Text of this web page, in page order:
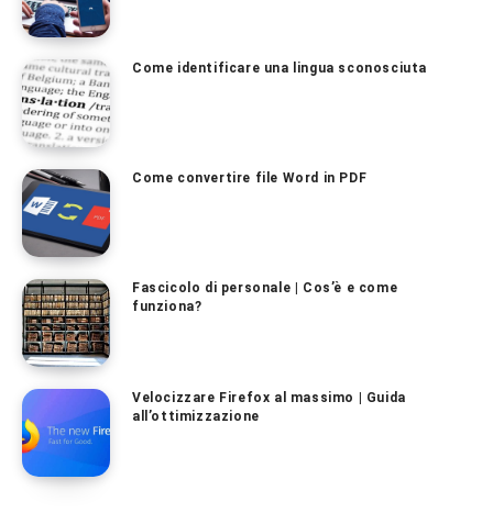
Come identificare una lingua sconosciuta
Come convertire file Word in PDF
Fascicolo di personale | Cos’è e come
funziona?
Velocizzare Firefox al massimo | Guida
all’ottimizzazione